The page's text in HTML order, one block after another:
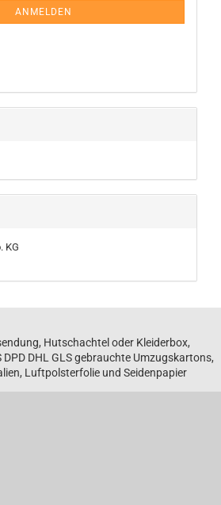
ANMELDEN
KG
Hutschachtel oder Kleiderbox,
DHL GLS gebrauchte Umzugskartons,
Luftpolsterfolie und Seidenpapier